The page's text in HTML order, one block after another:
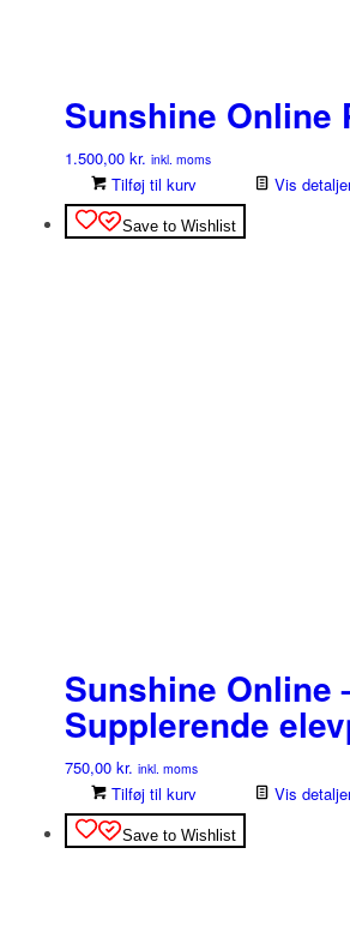
Sunshine Online
1.500,00 kr. inkl. moms
Tilføj til kurv Vis
Save to Wishlist
Sunshine Online
Supplerende
750,00 kr. inkl. moms
Tilføj til kurv Vis
Save to Wishlist